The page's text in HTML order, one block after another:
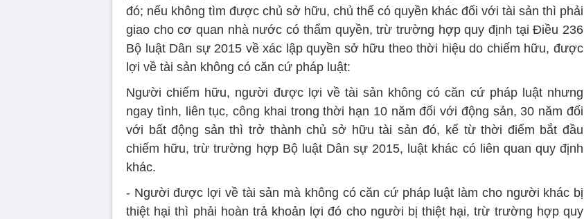
đó; nếu không tìm được chủ sở hữu, chủ thể có quyền khác đối với tài sản thì phải
giao cho cơ quan nhà nước có thẩm quyền, trừ trường hợp quy định tại Điều 236
Bộ luật Dân sự 2015 về xác lập quyền sở hữu theo thời hiệu do chiếm hữu, được
lợi về tài sản không có căn cứ pháp luật:
Người chiếm hữu, người được lợi về tài sản không có căn cứ pháp luật nhưng
ngay tình, liên tục, công khai trong thời hạn 10 năm đối với động sản, 30 năm đối
với bất động sản thì trở thành chủ sở hữu tài sản đó, kể từ thời điểm bắt đầu
chiếm hữu, trừ trường hợp Bộ luật Dân sự 2015, luật khác có liên quan quy định
khác.
- Người được lợi về tài sản mà không có căn cứ pháp luật làm cho người khác bị
thiệt hại thì phải hoàn trả khoản lợi đó cho người bị thiệt hại, trừ trường hợp quy